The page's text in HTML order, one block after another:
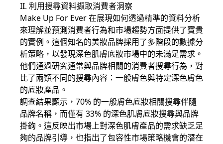
II. 利用搜尋資料擷取消費者洞察
Make Up For Ever 在展現如何透過精準的資料分析
來理解並預測消費者行為和市場趨勢方面提供了寶貴
的實例。這個知名的美妝品牌採用了多階段的數據分
析策略，以發現深色肌膚底妝市場中的未滿足需求。
他們通過研究通常與品牌相關的消費者搜尋行為，對
比了兩類不同的搜尋內容：一般膚色與特定深色膚色
的底妝產品。
調查結果顯示，70% 的一般膚色底妝相關搜尋伴隨
品牌名稱，而僅有 33% 的深色肌膚底妝搜尋與品牌
掛鉤。這反映出市場上對深色肌膚產品的需求缺乏足
夠的品牌引導，也指出了包容性市場策略機會的潛在